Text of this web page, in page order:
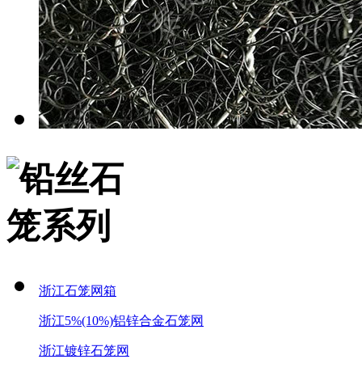
浙江石笼网箱
浙江5%(10%)铝锌合金石笼网
浙江镀锌石笼网